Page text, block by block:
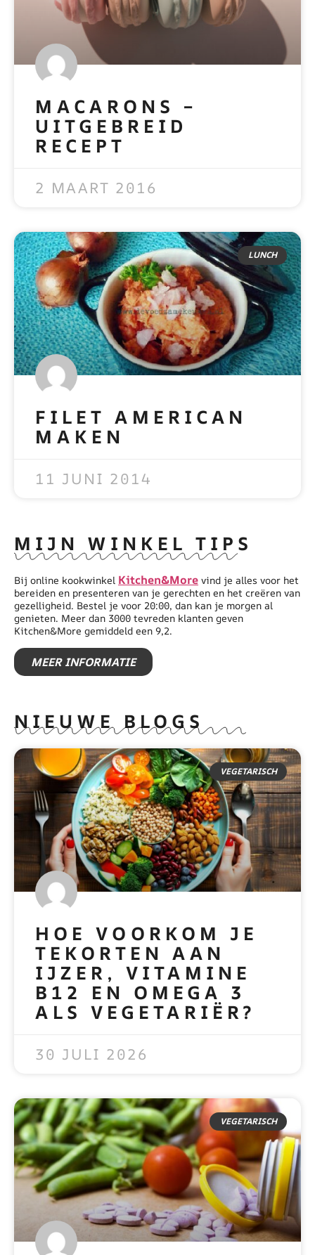
MACARONS –
UITGEBREID
RECEPT
2 MAART 2016
LUNCH
FILET AMERICAN
MAKEN
11 JUNI 2014
MIJN WINKEL TIPS
Bij online kookwinkel Kitchen&More vind je alles voor het
bereiden en presenteren van je gerechten en het creëren van
gezelligheid. Bestel je voor 20:00, dan kan je morgen al
genieten. Meer dan 3000 tevreden klanten geven
Kitchen&More gemiddeld een 9,2.
MEER INFORMATIE
NIEUWE BLOGS
VEGETARISCH
HOE VOORKOM JE
TEKORTEN AAN
IJZER, VITAMINE
B12 EN OMEGA 3
ALS VEGETARIËR?
30 JULI 2026
VEGETARISCH